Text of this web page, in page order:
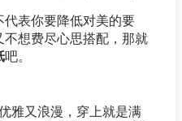
表你要降低对美的要
想费尽心思搭配，那就
吧。
雅又浪漫，穿上就是满